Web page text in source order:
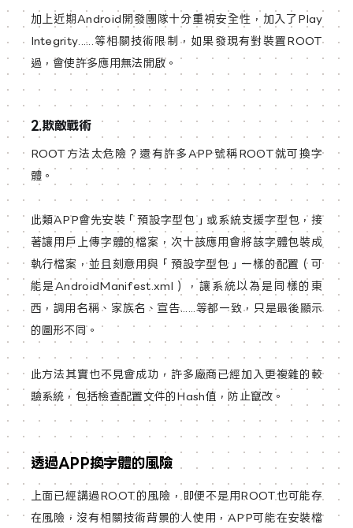
加上近期Android開發團隊十分重視安全性，加入了Play
Integrity......等相關技術限制，如果發現有對裝置ROOT
過，會使許多應用無法開啟。
2.欺敵戰術
ROOT方法太危險？還有許多APP號稱ROOT就可換字
體。
此類APP會先安裝「預設字型包」或系統支援字型包，接
著讓用戶上傳字體的檔案，次十該應用會將該字體包裝成
執行檔案，並且刻意用與「預設字型包」一樣的配置（可
能是AndroidManifest.xml），讓系統以為是同樣的東
西，調用名稱、家族名、宣告......等都一致，只是最後顯示
的圖形不同。
此方法其實也不見會成功，許多廠商已經加入更複雜的較
驗系統，包括檢查配置文件的Hash值，防止竄改。
透過APP換字體的風險
上面已經講過ROOT的風險，即便不是用ROOT也可能存
在風險，沒有相關技術背景的人使用，APP可能在安裝檔